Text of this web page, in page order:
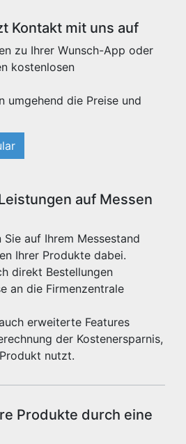
Kontakt mit uns auf
zu Ihrer Wunsch-App oder
kostenlosen
umgehend die Preise und
auf Messen
auf Ihrem Messestand
Ihrer Produkte dabei.
direkt Bestellungen
an die Firmenzentrale
erweiterte Features
der Kostenersparnis,
nutzt.
Produkte durch eine